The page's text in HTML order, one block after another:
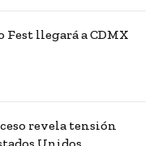
Fest llegará a CDMX
revela tensión
Unidos